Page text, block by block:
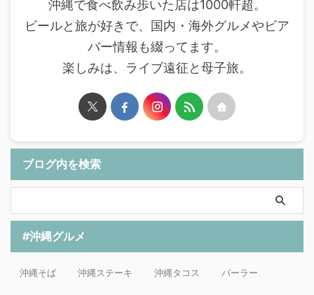
沖縄で食べ飲み歩いた店は1000軒超。
ビールと旅が好きで、国内・海外グルメやビア
バー情報も綴ってます。
楽しみは、ライブ遠征と母子旅。
ブログ内を検索
#沖縄グルメ
沖縄そば 沖縄ステーキ 沖縄タコス パーラー